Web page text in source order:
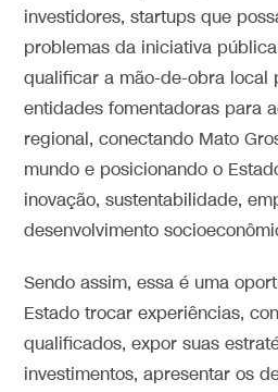
investidores, startups que
problemas da iniciativa
qualificar a mão-de-obra local
entidades fomentadoras para
regional, conectando Mato
mundo e posicionando o
inovação, sustentabilidade,
desenvolvimento
Sendo assim, essa é uma
Estado trocar experiências,
qualificados, expor suas
investimentos, apresentar os